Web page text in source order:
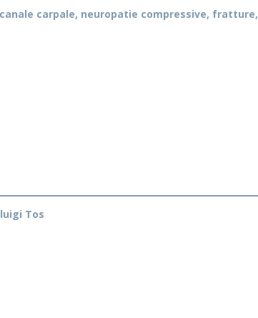
carpale, neuropatie compressive, fratture,
Tos